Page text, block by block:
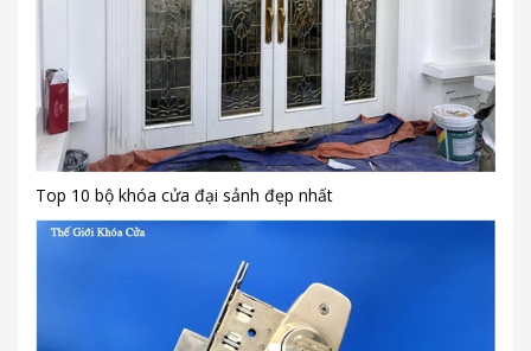
Top 10 bộ khóa cửa đại sảnh đẹp nhất